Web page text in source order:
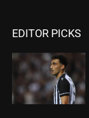
EDITOR PICKS